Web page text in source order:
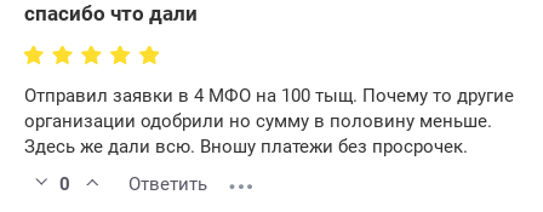
спасибо что дали
Отправил заявки в 4 МФО на 100 тыщ. Почему то другие
организации одобрили но сумму в половину меньше.
Здесь же дали всю. Вношу платежи без просрочек.
0
Ответить